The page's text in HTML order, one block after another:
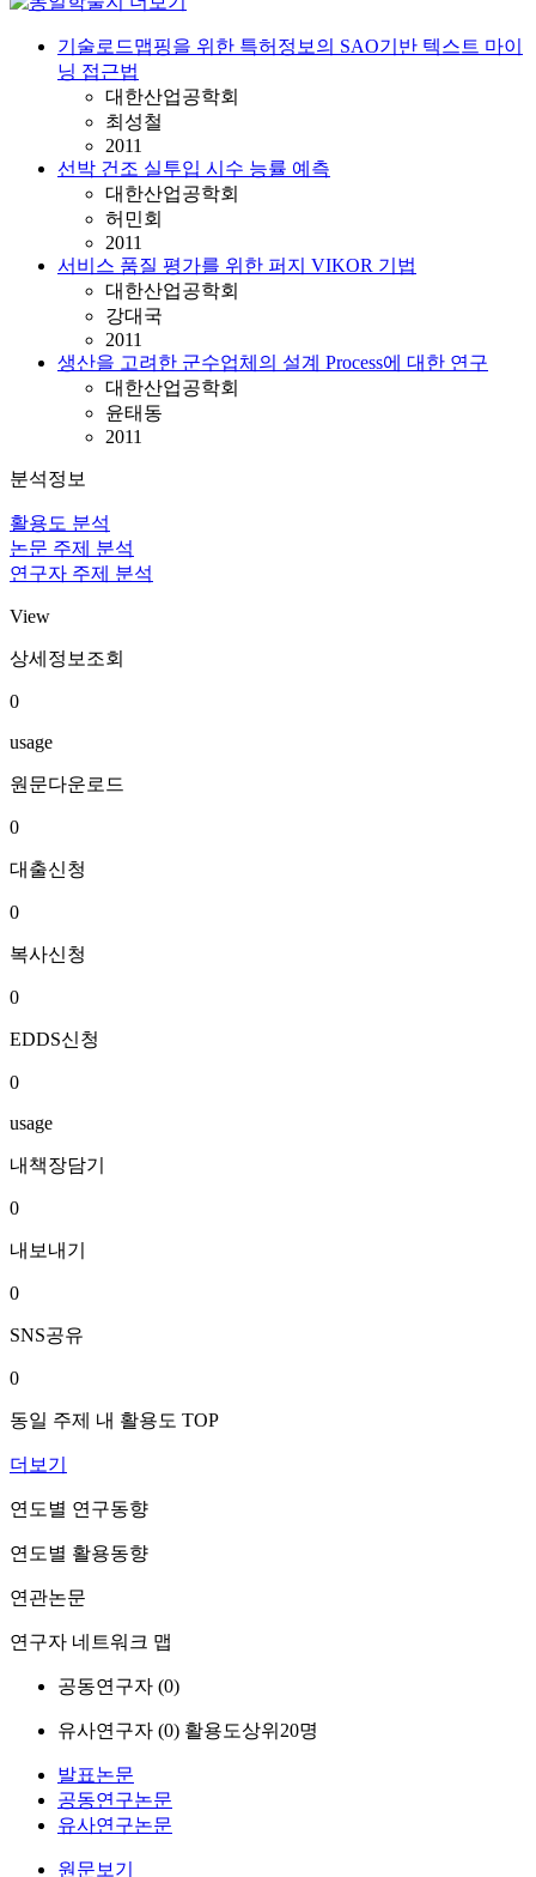
기술로드맵핑을 위한 특허정보의 SAO기반 텍스트 마이
닝 접근법
대한산업공학회
최성철
2011
선박 건조 실투입 시수 능률 예측
대한산업공학회
허민회
2011
서비스 품질 평가를 위한 퍼지 VIKOR 기법
대한산업공학회
강대국
2011
생산을 고려한 군수업체의 설계 Process에 대한 연구
대한산업공학회
윤태동
2011
분석정보
활용도 분석
논문 주제 분석
연구자 주제 분석
View
상세정보조회
0
usage
원문다운로드
0
대출신청
0
복사신청
0
EDDS신청
0
usage
내책장담기
0
내보내기
0
SNS공유
0
동일 주제 내 활용도 TOP
더보기
연도별 연구동향
연도별 활용동향
연관논문
연구자 네트워크 맵
공동연구자 (0)
유사연구자 (0) 활용도상위20명
발표논문
공동연구논문
유사연구논문
원문보기